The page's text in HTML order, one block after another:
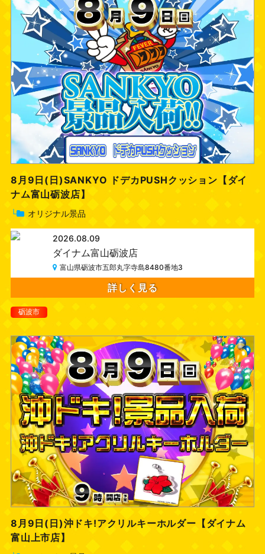
8月9日(日)SANKYO ドデカPUSHクッション【ダイ
ナム富山砺波店】
└ オリジナル景品
2026.08.09
ダイナム富山砺波店
富山県砺波市五郎丸字寺島8480番地3
詳しく見る
砺波市
8月9日(日)沖ドキ!アクリルキーホルダー【ダイナム
富山上市店】